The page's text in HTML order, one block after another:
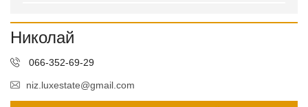
Николай
066-352-69-29
niz.luxestate@gmail.com